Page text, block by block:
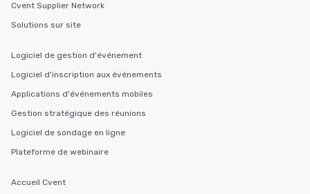
Cvent Supplier Network
Solutions sur site
Logiciel de gestion d'événement
Logiciel d'inscription aux événements
Applications d'événements mobiles
Gestion stratégique des réunions
Logiciel de sondage en ligne
Plateforme de webinaire
Accueil Cvent